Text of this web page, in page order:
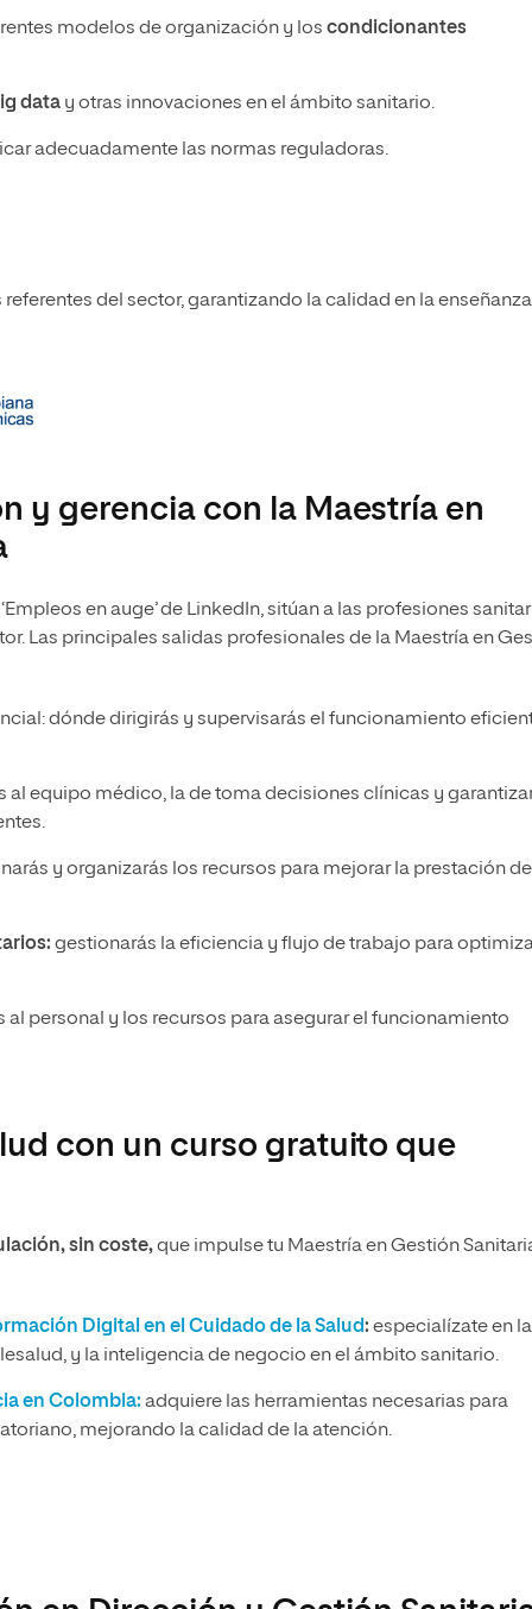
modelos de organización y los condicionantes
data y otras innovaciones en el ámbito sanitario.
adecuadamente las normas reguladoras.
del sector, garantizando la calidad en la enseñanza
y gerencia con la Maestría en
en auge’ de LinkedIn, sitúan a las profesiones
Las principales salidas profesionales de la Maestría en
dónde dirigirás y supervisarás el funcionamiento
al equipo médico, la de toma decisiones clínicas y
y organizarás los recursos para mejorar la prestación de
gestionarás la eficiencia y flujo de trabajo para
personal y los recursos para asegurar el funcionamiento
con un curso gratuito que
sin coste,que impulse tu Maestría en Gestión
Digital en el Cuidado de la Salud: especialízate en la
y la inteligencia de negocio en el ámbito sanitario.
en Colombia: adquiere las herramientas necesarias para
mejorando la calidad de la atención.